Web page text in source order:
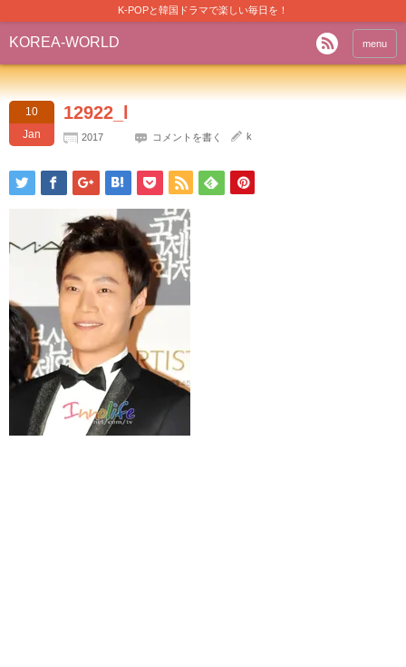
K-POPと韓国ドラマで楽しい毎日を！
KOREA-WORLD menu
10
Jan
12922_l
2017 コメントを書く k